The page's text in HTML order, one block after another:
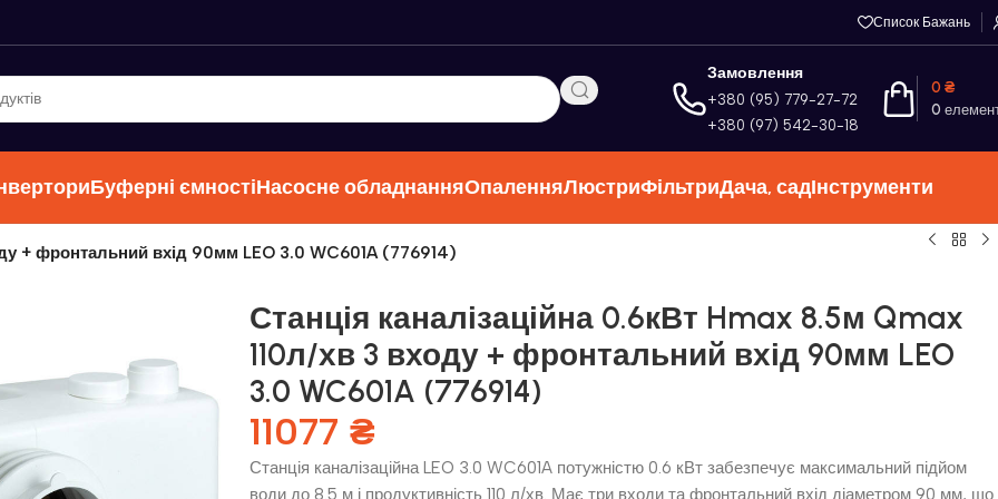
Список Бажань
Замовлення
+380 (95) 779-27-72
+380 (97) 542-30-18
0
0 ₴
Буферні ємностіНасосне обладнанняОпаленняЛюстриФільтриДача, садІнструменти
+ фронтальний вхід 90мм LEO 3.0 WC601A (776914)
Станція каналізаційна 0.6кВт Hmax 8.5м Qmax
110л/хв 3 входу + фронтальний вхід 90мм LEO
3.0 WC601A (776914)
11077 ₴
Станція каналізаційна LEO 3.0 WC601A потужністю 0.6 кВт забезпечує максимальний підйом
води до 8.5 м і продуктивність 110 л/хв. Має три входи та фронтальний вхід діаметром 90 мм, що